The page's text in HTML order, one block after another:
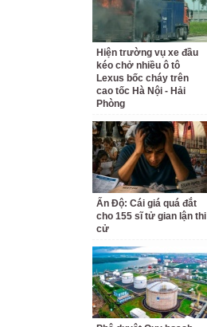
Hiện trường vụ xe đầu
kéo chở nhiều ô tô
Lexus bốc cháy trên
cao tốc Hà Nội - Hải
Phòng
Ấn Độ: Cái giá quá đắt
cho 155 sĩ tử gian lận thi
cử